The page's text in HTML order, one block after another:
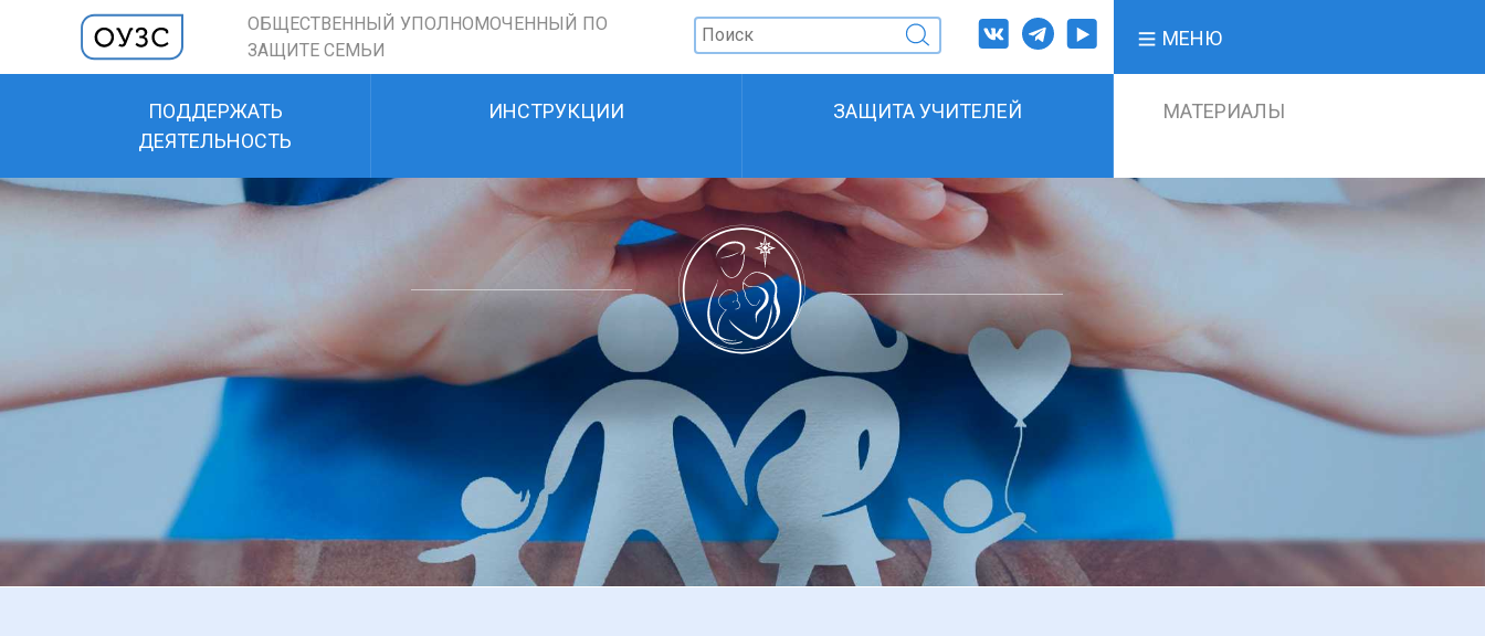
ОБЩЕСТВЕННЫЙ УПОЛНОМОЧЕННЫЙ ПО
ЗАЩИТЕ СЕМЬИ
МЕНЮ
ПОДДЕРЖАТЬ
ДЕЯТЕЛЬНОСТЬ
ИНСТРУКЦИИ ЗАЩИТА УЧИТЕЛЕЙ МАТЕРИАЛЫ